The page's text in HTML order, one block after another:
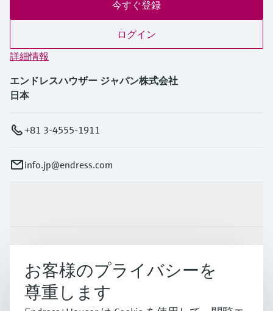
今すぐ登録
ログイン
詳細情報
エンドレスハウザー ジャパン株式会社
日本
+81 3-4555-1911
info.jp@endress.com
インダストリー
サポート
お客様のプライバシーを
尊重します